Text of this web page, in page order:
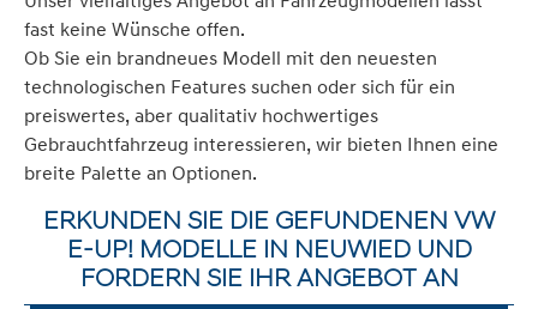
fast keine Wünsche offen.
Ob Sie ein brandneues Modell mit den neuesten
technologischen Features suchen oder sich für ein
preiswertes, aber qualitativ hochwertiges
Gebrauchtfahrzeug interessieren, wir bieten Ihnen eine
breite Palette an Optionen.
ERKUNDEN SIE DIE GEFUNDENEN VW
E-UP! MODELLE IN NEUWIED UND
FORDERN SIE IHR ANGEBOT AN